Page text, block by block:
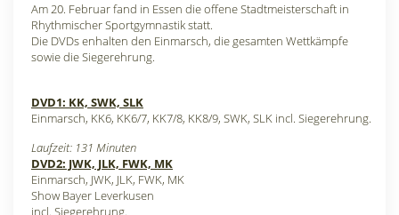
Am 20. Februar fand in Essen die offene Stadtmeisterschaft in
Rhythmischer Sportgymnastik statt.
Die DVDs enhalten den Einmarsch, die gesamten Wettkämpfe
sowie die Siegerehrung.
DVD1: KK, SWK, SLK
Einmarsch, KK6, KK6/7, KK7/8, KK8/9, SWK, SLK incl. Siegerehrung.
Laufzeit: 131 Minuten
DVD2: JWK, JLK, FWK, MK
Einmarsch, JWK, JLK, FWK, MK
Show Bayer Leverkusen
incl. Siegerehrung.